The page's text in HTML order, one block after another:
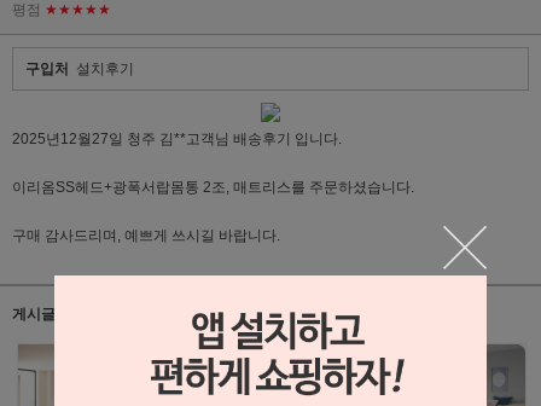
평점 ★★★★★
구입처 설치후기
2025년12월27일 청주 김**고객님 배송후기 입니다.
이리옴SS헤드+광폭서랍몸통 2조, 매트리스를 주문하셨습니다.
구매 감사드리며, 예쁘게 쓰시길 바랍니다.
게시글 관련 상품